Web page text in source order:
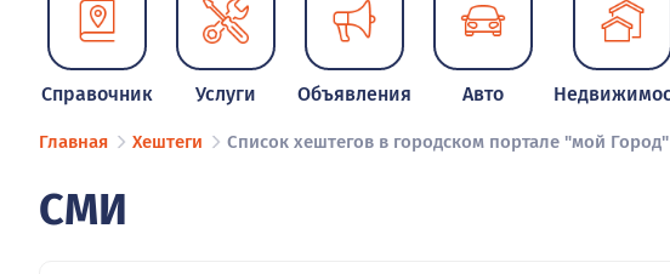
Справочник Услуги Объявления Авто
Главная Хештеги Список хештегов в городском портале "мой Город"
СМИ